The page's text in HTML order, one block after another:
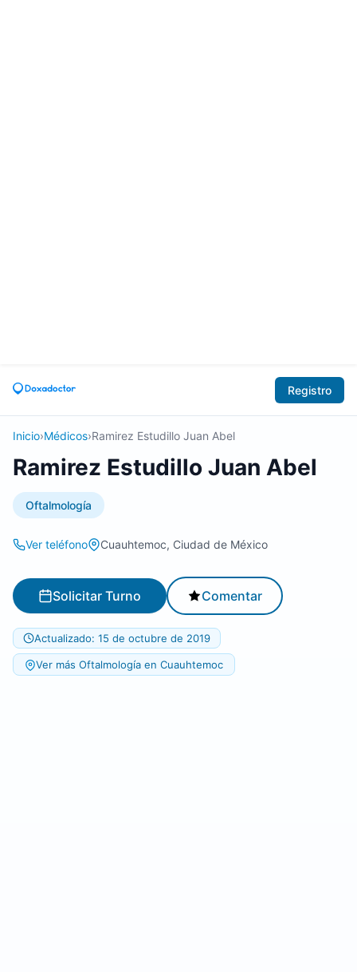
Registro
Inicio›Médicos›Ramirez Estudillo Juan Abel
Ramirez Estudillo Juan Abel
Oftalmología
Ver teléfono Cuauhtemoc, Ciudad de México
Solicitar Turno Comentar
Actualizado: 15 de octubre de 2019
Ver más Oftalmología en Cuauhtemoc